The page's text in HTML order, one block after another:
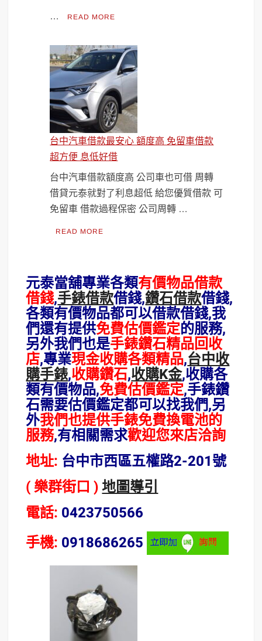
… READ MORE
台中汽車借款最安心 額度高 免留車借款
超方便 息低好借
台中汽車借款額度高 公司車也可借 周轉
借貸元泰就對了利息超低 給您優質借款 可
免留車 借款過程保密 公司周轉 …
READ MORE
元泰當舖專業各類有價物品借款
借錢,手錶借款借錢,鑽石借款借錢,
各類有價物品都可以借款借錢,我
們還有提供免費估價鑑定的服務,
另外我們也是手錶鑽石精品回收
店,專業現金收購各類精品,台中收
購手錶,收購鑽石,收購K金,收購各
類有價物品,免費估價鑑定,手錶鑽
石需要估價鑑定都可以找我們,另
外我們也提供手錶免費換電池的
服務,有相關需求歡迎您來店洽詢
地址: 台中市西區五權路2-201號
( 樂群街口 )地圖導引
電話: 0423750566
手機: 0918686265